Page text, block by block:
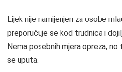
Lijek nije namijenjen za osobe
preporučuje se kod trudnica i
Nema posebnih mjera opreza,
se uputa.